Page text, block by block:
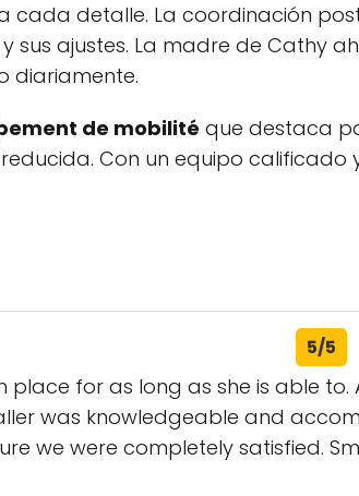
cada detalle. La coordinación
ajustes. La madre de Cathy
diariamente.
de mobilité que destaca
Con un equipo calificado
5/5
for as long as she is able to.
was knowledgeable and
we were completely satisfied.